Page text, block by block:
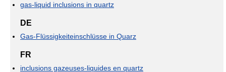
gas-liquid inclusions in quartz
DE
Gas-Flüssigkeiteinschlüsse in Quarz
FR
inclusions gazeuses-liquides en quartz